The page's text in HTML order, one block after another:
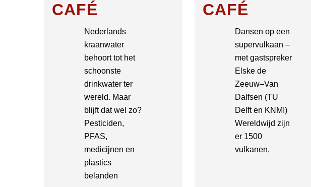
CAFÉ
Nederlands
kraanwater
behoort tot het
schoonste
drinkwater ter
wereld. Maar
blijft dat wel zo?
Pesticiden,
PFAS,
medicijnen en
plastics
belanden
CAFÉ
Dansen op een
supervulkaan –
met gastspreker
Elske de
Zeeuw–Van
Dalfsen (TU
Delft en KNMI)
Wereldwijd zijn
er 1500
vulkanen,